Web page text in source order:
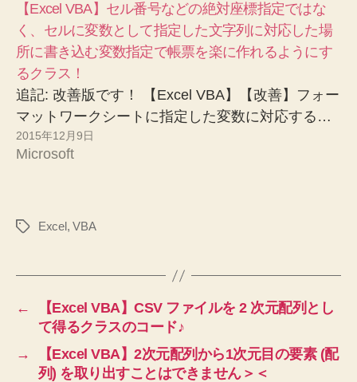
【Excel VBA】セル番号などの絶対座標指定ではな
く、セルに変数として指定した文字列に対応した場
所に書き込む変数指定で帳票を楽に作れるようにす
るクラス！
追記: 改善版です！ 【Excel VBA】【改善】フォー
マットワークシートに指定した変数に対応する…
2015年12月9日
Microsoft
タ
Excel,VBA
←
【Excel VBA】CSV ファイルを 2 次元配列とし
て得るクラスのコード♪
→
【Excel VBA】2次元配列から1次元目の要素 (配
列) を取り出すことはできません＞＜